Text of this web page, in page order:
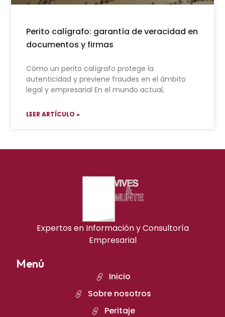
Perito calígrafo: garantía de veracidad en
documentos y firmas
Cómo un perito calígrafo protege la
autenticidad y previene fraudes en el ámbito
legal y empresarial En el mundo actual,
LEER ARTÍCULO »
Expertos en Información y Consultoría
Empresarial
Menú
Inicio
Sobre nosotros
Peritaje